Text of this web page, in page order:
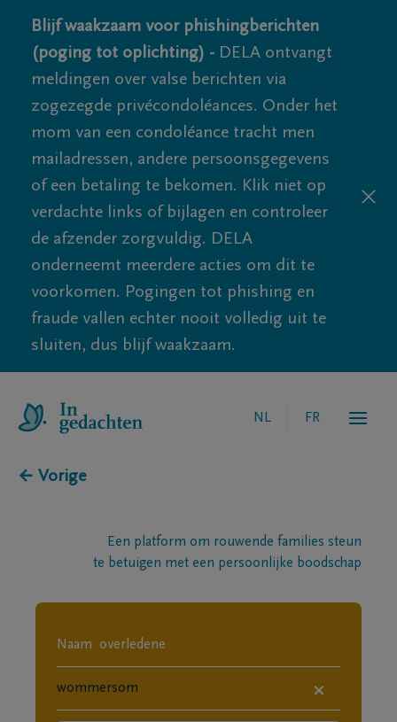
Blijf waakzaam voor phishingberichten
(poging tot oplichting) - DELA ontvangt
meldingen over valse berichten via
zogezegde privécondoléances. Onder het
mom van een condoléance tracht men
mailadressen, andere persoonsgegevens
of een betaling te bekomen. Klik niet op
verdachte links of bijlagen en controleer
de afzender zorgvuldig. DELA
onderneemt meerdere acties om dit te
voorkomen. Pogingen tot phishing en
fraude vallen echter nooit volledig uit te
sluiten, dus blijf waakzaam.
NL FR
← Vorige
Een platform om rouwende families steun
te betuigen met een persoonlijke boodschap
×